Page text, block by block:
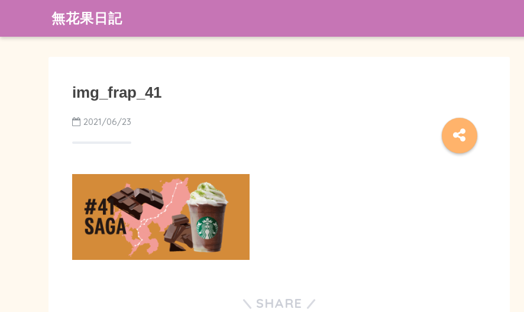
無花果日記
img_frap_41
2021/06/23
SHARE